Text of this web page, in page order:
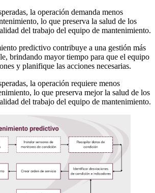
la operación demanda menos
lo que preserva la salud de los
del trabajo del equipo de mantenimiento.
predictivo contribuye a una gestión más
brindando mayor tiempo para que el equipo
y planifique las acciones necesarias.
la operación requiere menos
lo que preserva mejor la salud de los
del trabajo del equipo de mantenimiento.